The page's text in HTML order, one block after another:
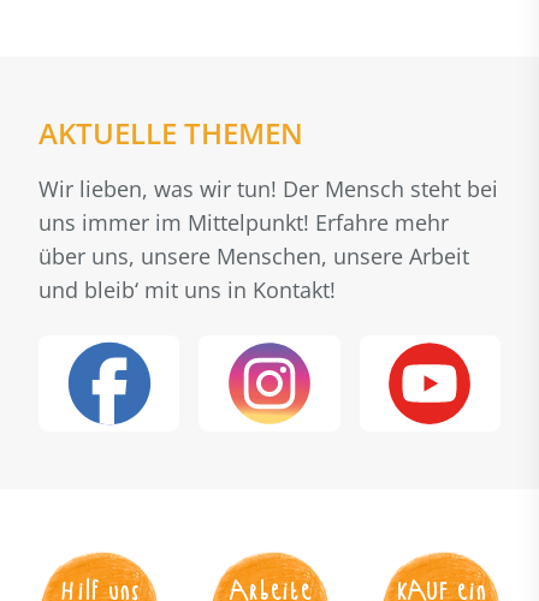
AKTUELLE THEMEN
Wir lieben, was wir tun! Der Mensch steht bei
uns immer im Mittelpunkt! Erfahre mehr
über uns, unsere Menschen, unsere Arbeit
und bleib‘ mit uns in Kontakt!
Hilf uns
Arbeite
KAUF ein